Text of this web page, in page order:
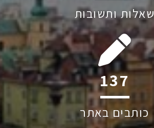
שאלות ותשובות
195
כותבים באתר